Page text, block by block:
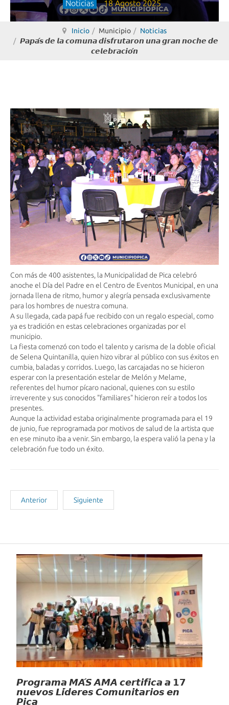
Inicio Municipio
Noticias
𝙋𝙖𝙥𝙖́𝙨 𝙙𝙚 𝙡𝙖 𝙘𝙤𝙢𝙪𝙣𝙖 𝙙𝙞𝙨𝙛𝙧𝙪𝙩𝙖𝙧𝙤𝙣 𝙪𝙣𝙖 𝙜𝙧𝙖𝙣 𝙣𝙤𝙘𝙝𝙚 𝙙𝙚
𝙘𝙚𝙡𝙚𝙗𝙧𝙖𝙘𝙞𝙤́𝙣
Noticias 18 Agosto 2025
Con más de 400 asistentes, la Municipalidad de Pica celebró
anoche el Día del Padre en el Centro de Eventos Municipal, en una
jornada llena de ritmo, humor y alegría pensada exclusivamente
para los hombres de nuestra comuna.
A su llegada, cada papá fue recibido con un regalo especial, como
ya es tradición en estas celebraciones organizadas por el
municipio.
La fiesta comenzó con todo el talento y carisma de la doble oficial
de Selena Quintanilla, quien hizo vibrar al público con sus éxitos en
cumbia, baladas y corridos. Luego, las carcajadas no se hicieron
esperar con la presentación estelar de Melón y Melame,
referentes del humor pícaro nacional, quienes con su estilo
irreverente y sus conocidos "familiares" hicieron reír a todos los
presentes.
Aunque la actividad estaba originalmente programada para el 19
de junio, fue reprogramada por motivos de salud de la artista que
en ese minuto iba a venir. Sin embargo, la espera valió la pena y la
celebración fue todo un éxito.
Anterior Siguiente
𝙋𝙧𝙤𝙜𝙧𝙖𝙢𝙖 𝙈𝘼́𝙎 𝘼𝙈𝘼 𝙘𝙚𝙧𝙩𝙞𝙛𝙞𝙘𝙖 𝙖 𝟭𝟳
𝙣𝙪𝙚𝙫𝙤𝙨 𝙇𝙞́𝙙𝙚𝙧𝙚𝙨 𝘾𝙤𝙢𝙪𝙣𝙞𝙩𝙖𝙧𝙞𝙤𝙨 𝙚𝙣
𝙋𝙞𝙘𝙖